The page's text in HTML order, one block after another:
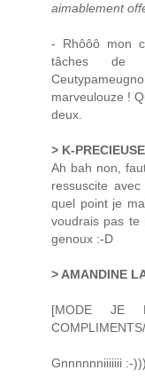
aimablement
- Rhôôô mon
tâches de
marveulouze !
deux.
> K-PRECIEUSE
Ah bah non,
ressuscite
quel point je
voudrais pas te
genoux :-D
> AMANDINE
[MODE JE
Gnnnnnniiiiiii :-